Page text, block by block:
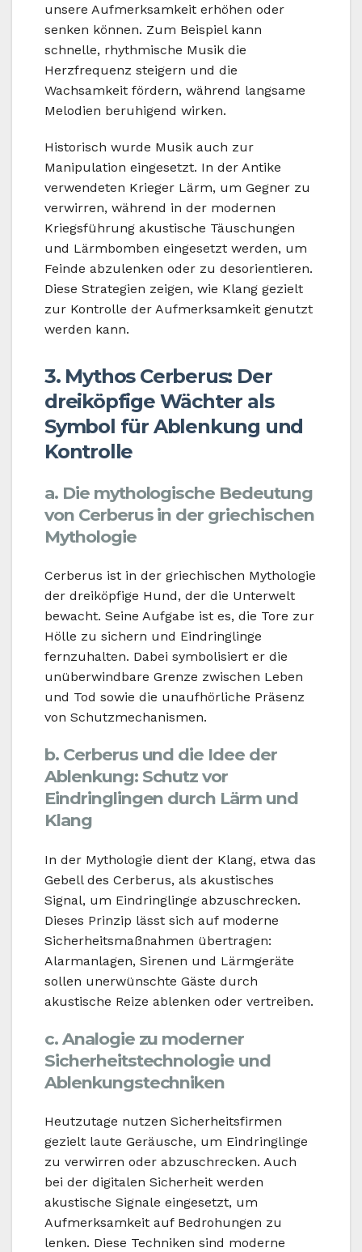
unsere Aufmerksamkeit erhöhen oder
senken können. Zum Beispiel kann
schnelle, rhythmische Musik die
Herzfrequenz steigern und die
Wachsamkeit fördern, während langsame
Melodien beruhigend wirken.
Historisch wurde Musik auch zur
Manipulation eingesetzt. In der Antike
verwendeten Krieger Lärm, um Gegner zu
verwirren, während in der modernen
Kriegsführung akustische Täuschungen
und Lärmbomben eingesetzt werden, um
Feinde abzulenken oder zu desorientieren.
Diese Strategien zeigen, wie Klang gezielt
zur Kontrolle der Aufmerksamkeit genutzt
werden kann.
3. Mythos Cerberus: Der
dreiköpfige Wächter als
Symbol für Ablenkung und
Kontrolle
a. Die mythologische Bedeutung
von Cerberus in der griechischen
Mythologie
Cerberus ist in der griechischen Mythologie
der dreiköpfige Hund, der die Unterwelt
bewacht. Seine Aufgabe ist es, die Tore zur
Hölle zu sichern und Eindringlinge
fernzuhalten. Dabei symbolisiert er die
unüberwindbare Grenze zwischen Leben
und Tod sowie die unaufhörliche Präsenz
von Schutzmechanismen.
b. Cerberus und die Idee der
Ablenkung: Schutz vor
Eindringlingen durch Lärm und
Klang
In der Mythologie dient der Klang, etwa das
Gebell des Cerberus, als akustisches
Signal, um Eindringlinge abzuschrecken.
Dieses Prinzip lässt sich auf moderne
Sicherheitsmaßnahmen übertragen:
Alarmanlagen, Sirenen und Lärmgeräte
sollen unerwünschte Gäste durch
akustische Reize ablenken oder vertreiben.
c. Analogie zu moderner
Sicherheitstechnologie und
Ablenkungstechniken
Heutzutage nutzen Sicherheitsfirmen
gezielt laute Geräusche, um Eindringlinge
zu verwirren oder abzuschrecken. Auch
bei der digitalen Sicherheit werden
akustische Signale eingesetzt, um
Aufmerksamkeit auf Bedrohungen zu
lenken. Diese Techniken sind moderne